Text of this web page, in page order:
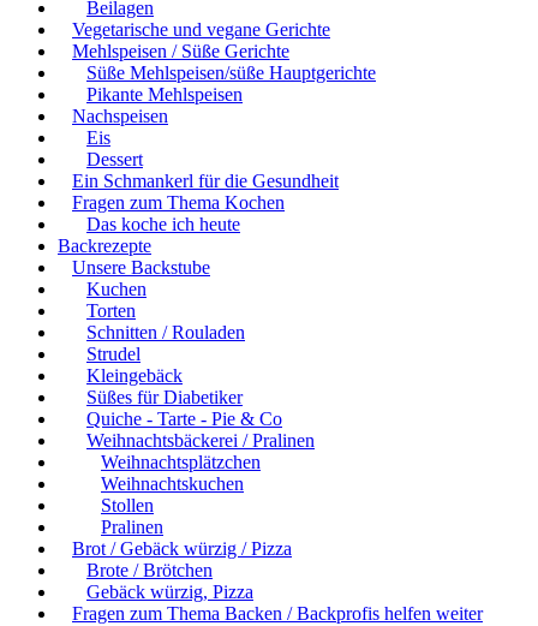
Beilagen
Vegetarische und vegane Gerichte
Mehlspeisen / Süße Gerichte
Süße Mehlspeisen/süße Hauptgerichte
Pikante Mehlspeisen
Nachspeisen
Eis
Dessert
Ein Schmankerl für die Gesundheit
Fragen zum Thema Kochen
Das koche ich heute
Backrezepte
Unsere Backstube
Kuchen
Torten
Schnitten / Rouladen
Strudel
Kleingebäck
Süßes für Diabetiker
Quiche - Tarte - Pie & Co
Weihnachtsbäckerei / Pralinen
Weihnachtsplätzchen
Weihnachtskuchen
Stollen
Pralinen
Brot / Gebäck würzig / Pizza
Brote / Brötchen
Gebäck würzig, Pizza
Fragen zum Thema Backen / Backprofis helfen weiter